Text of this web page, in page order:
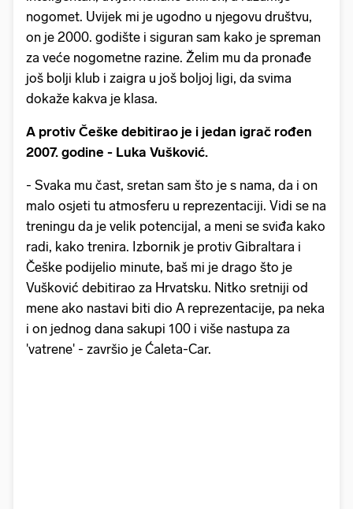
nogomet. Uvijek mi je ugodno u njegovu društvu,
on je 2000. godište i siguran sam kako je spreman
za veće nogometne razine. Želim mu da pronađe
još bolji klub i zaigra u još boljoj ligi, da svima
dokaže kakva je klasa.
A protiv Češke debitirao je i jedan igrač rođen
2007. godine - Luka Vušković.
- Svaka mu čast, sretan sam što je s nama, da i on
malo osjeti tu atmosferu u reprezentaciji. Vidi se na
treningu da je velik potencijal, a meni se sviđa kako
radi, kako trenira. Izbornik je protiv Gibraltara i
Češke podijelio minute, baš mi je drago što je
Vušković debitirao za Hrvatsku. Nitko sretniji od
mene ako nastavi biti dio A reprezentacije, pa neka
i on jednog dana sakupi 100 i više nastupa za
'vatrene' - završio je Ćaleta-Car.